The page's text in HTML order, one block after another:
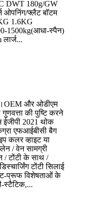
DWT 180g/GW
ओपनिंग/फ्लैट बॉटम
1.6KG
1500kg(आधा-स्पैन)
और ओडीएम
की पुष्टि करने
ईजीपी 2021 थोक
एफआईबीसी बैग
कलर व्हाइट या
/ वेन सामग्री
/ टोंटी के साथ /
टोंटी सिलाई
प्रूफ विशेषताओं के
स्टैटिक,...